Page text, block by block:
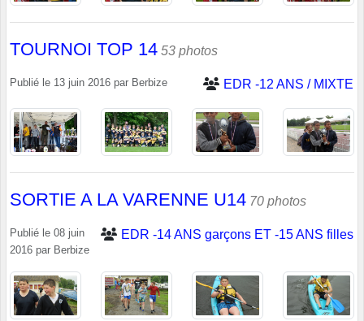
TOURNOI TOP 14 53 photos
EDR -12 ANS / MIXTE
Publié le 13 juin 2016 par Berbize
SORTIE A LA VARENNE U14 70 photos
EDR -14 ANS garçons ET -15 ANS filles
Publié le 08 juin
2016 par Berbize